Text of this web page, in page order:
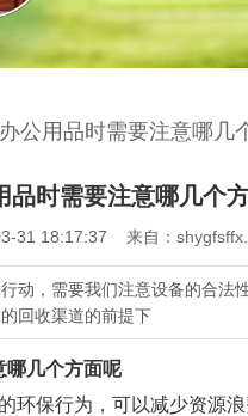
公用品时需要注意哪几
品时需要注意哪几个
31 18:17:37 来自：
动，需要我们注意设备的合法
回收渠道的前提下
哪几个方面呢
环保行为，可以减少资源